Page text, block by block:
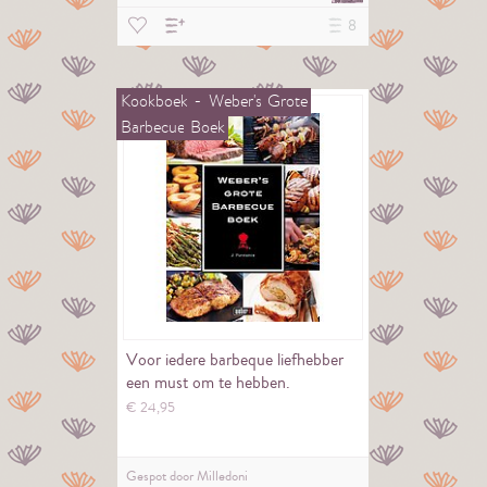
8
Kookboek - Weber's Grote
Barbecue Boek
Voor iedere barbeque liefhebber
een must om te hebben.
€24,95
Gespot doorMilledoni